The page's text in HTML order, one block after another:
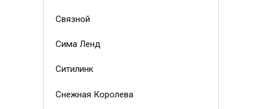
Связной
Сима Ленд
Ситилинк
Снежная Королева